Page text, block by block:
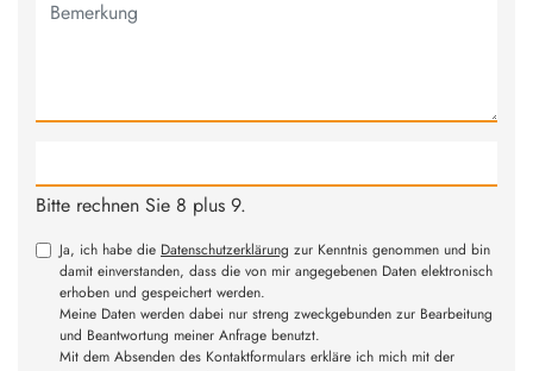
Bitte rechnen Sie 8 plus 9.
Ja, ich habe die Datenschutzerklärung zur Kenntnis genommen und bin
damit einverstanden, dass die von mir angegebenen Daten elektronisch
erhoben und gespeichert werden.
Meine Daten werden dabei nur streng zweckgebunden zur Bearbeitung
und Beantwortung meiner Anfrage benutzt.
Mit dem Absenden des Kontaktformulars erkläre ich mich mit der